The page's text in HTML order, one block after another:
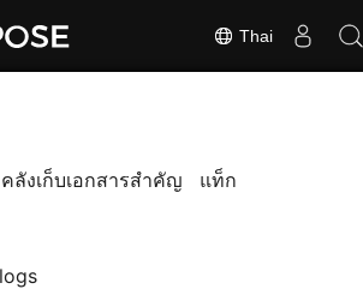
Thai
คลังเก็บเอกสารสำคัญ แท็ก